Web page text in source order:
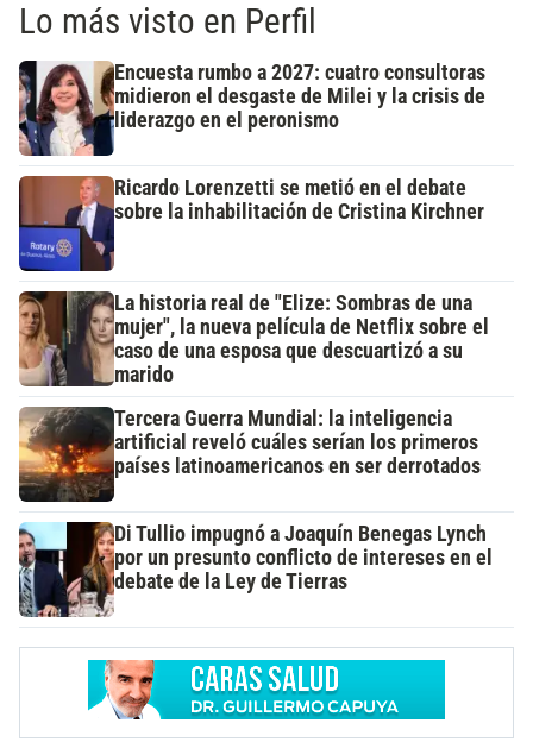
Lo más visto en Perfil
Encuesta rumbo a 2027: cuatro consultoras
midieron el desgaste de Milei y la crisis de
liderazgo en el peronismo
Ricardo Lorenzetti se metió en el debate
sobre la inhabilitación de Cristina Kirchner
La historia real de "Elize: Sombras de una
mujer", la nueva película de Netflix sobre el
caso de una esposa que descuartizó a su
marido
Tercera Guerra Mundial: la inteligencia
artificial reveló cuáles serían los primeros
países latinoamericanos en ser derrotados
Di Tullio impugnó a Joaquín Benegas Lynch
por un presunto conflicto de intereses en el
debate de la Ley de Tierras